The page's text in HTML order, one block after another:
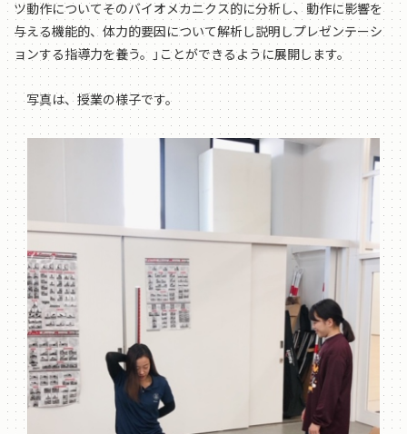
ツ動作についてそのバイオメカニクス的に分析し、動作に影響を
与える機能的、体力的要因について解析し説明しプレゼンテーシ
ョンする指導力を養う。」ことができるように展開します。
写真は、授業の様子です。